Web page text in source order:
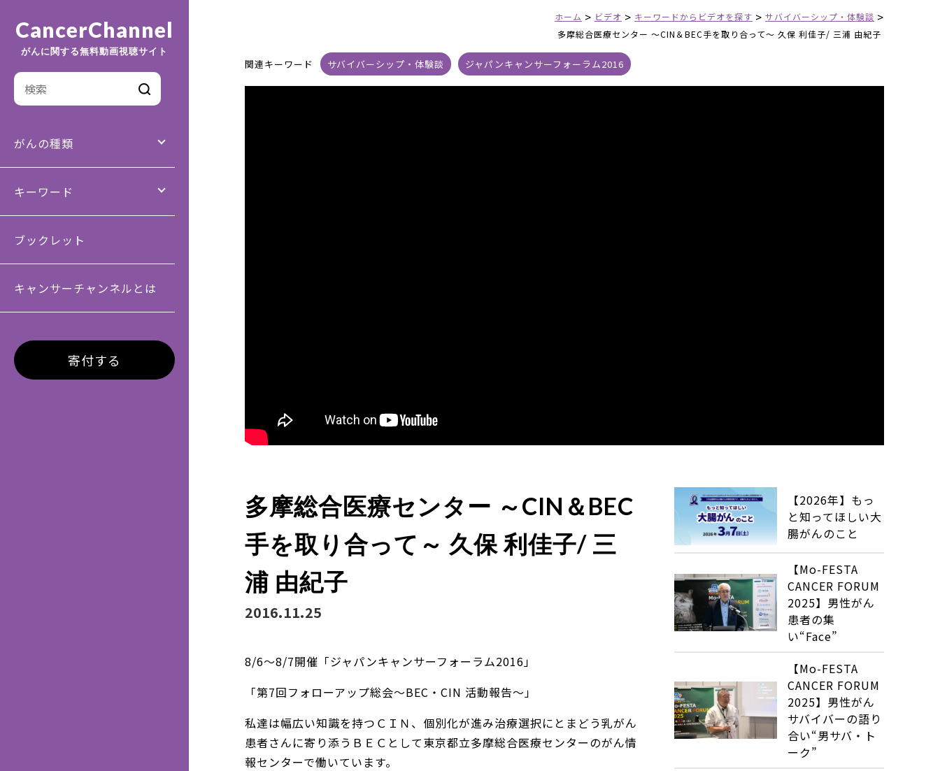
CancerChannel
がんに関する無料動画視聴サイト
がんの種類
キーワード
ブックレット
キャンサーチャンネルとは
寄付する
ホーム > ビデオ > キーワードからビデオを探す > サバイバーシップ・体験談 >
多摩総合医療センター ～CIN＆BEC手を取り合って～ 久保 利佳子/ 三浦 由紀子
関連キーワード サバイバーシップ・体験談 ジャパンキャンサーフォーラム2016
多摩総合医療センター ～CIN＆BEC
手を取り合って～ 久保 利佳子/ 三
浦 由紀子
2016.11.25
8/6～8/7開催「ジャパンキャンサーフォーラム2016」
「第7回フォローアップ総会～BEC・CIN 活動報告～」
私達は幅広い知識を持つＣＩＮ、個別化が進み治療選択にとまどう乳がん
患者さんに寄り添うＢＥＣとして東京都立多摩総合医療センターのがん情
報センターで働いています。
【2026年】もっ
と知ってほしい大
腸がんのこと
【Mo-FESTA
CANCER FORUM
2025】男性がん
患者の集
い“Face”
【Mo-FESTA
CANCER FORUM
2025】男性がん
サバイバーの語り
合い“男サバ・ト
ーク”